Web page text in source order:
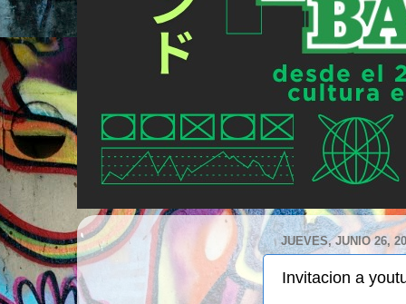
JUEVES, JUNIO 26,
Invitacion a